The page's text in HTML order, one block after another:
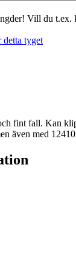
Vill du t.ex.
tyget
fint fall. Kan
även med